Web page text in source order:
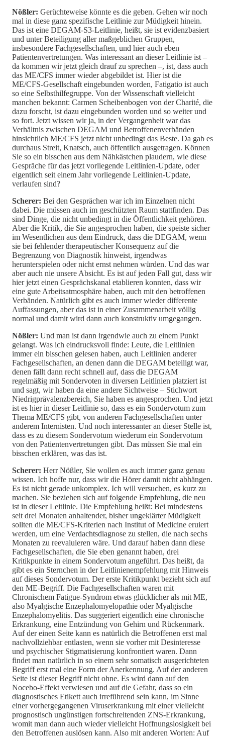
Nößler: Gerüchteweise könnte es die geben. Gehen wir noch
mal in diese ganz spezifische Leitlinie zur Müdigkeit hinein.
Das ist eine DEGAM-S3-Leitlinie, heißt, sie ist evidenzbasiert
und unter Beteiligung aller maßgeblichen Gruppen,
insbesondere Fachgesellschaften, und hier auch eben
Patientenvertretungen. Was interessant an dieser Leitlinie ist –
da kommen wir jetzt gleich drauf zu sprechen –, ist, dass auch
das ME/CFS immer wieder abgebildet ist. Hier ist die
ME/CFS-Gesellschaft eingebunden worden, Fatigatio ist auch
so eine Selbsthilfegruppe. Von der Wissenschaft vielleicht
manchen bekannt: Carmen Scheibenbogen von der Charité, die
dazu forscht, ist dazu eingebunden worden und so weiter und
so fort. Jetzt wissen wir ja, in der Vergangenheit war das
Verhältnis zwischen DEGAM und Betroffenenverbänden
hinsichtlich ME/CFS jetzt nicht unbedingt das Beste. Da gab es
durchaus Streit, Knatsch, auch öffentlich ausgetragen. Können
Sie so ein bisschen aus dem Nähkästchen plaudern, wie diese
Gespräche für das jetzt vorliegende Leitlinien-Update, oder
eigentlich seit einem Jahr vorliegende Leitlinien-Update,
verlaufen sind?
Scherer: Bei den Gesprächen war ich im Einzelnen nicht
dabei. Die müssen auch im geschützten Raum stattfinden. Das
sind Dinge, die nicht unbedingt in die Öffentlichkeit gehören.
Aber die Kritik, die Sie angesprochen haben, die speiste sicher
im Wesentlichen aus dem Eindruck, dass die DEGAM, wenn
sie bei fehlender therapeutischer Konsequenz auf die
Begrenzung von Diagnostik hinweist, irgendwas
herunterspielen oder nicht ernst nehmen würden. Und das war
aber auch nie unsere Absicht. Es ist auf jeden Fall gut, dass wir
hier jetzt einen Gesprächskanal etablieren konnten, dass wir
eine gute Arbeitsatmosphäre haben, auch mit den betroffenen
Verbänden. Natürlich gibt es auch immer wieder differente
Auffassungen, aber das ist in einer Zusammenarbeit völlig
normal und damit wird dann auch konstruktiv umgegangen.
Nößler: Und man ist dann irgendwie auch zu einem Punkt
gelangt. Was ich eindrucksvoll finde: Leute, die Leitlinien
immer ein bisschen gelesen haben, auch Leitlinien anderer
Fachgesellschaften, an denen dann die DEGAM beteiligt war,
denen fällt dann recht schnell auf, dass die DEGAM
regelmäßig mit Sondervoten in diversen Leitlinien platziert ist
und sagt, wir haben da eine andere Sichtweise – Stichwort
Niedrigprävalenzbereich, Sie haben es angesprochen. Und jetzt
ist es hier in dieser Leitlinie so, dass es ein Sondervotum zum
Thema ME/CFS gibt, von anderen Fachgesellschaften unter
anderem Internisten. Und noch interessanter an dieser Stelle ist,
dass es zu diesem Sondervotum wiederum ein Sondervotum
von den Patientenvertretungen gibt. Das müssen Sie mal ein
bisschen erklären, was das ist.
Scherer: Herr Nößler, Sie wollen es auch immer ganz genau
wissen. Ich hoffe nur, dass wir die Hörer damit nicht abhängen.
Es ist nicht gerade unkomplex. Ich will versuchen, es kurz zu
machen. Sie beziehen sich auf folgende Empfehlung, die neu
ist in dieser Leitlinie. Die Empfehlung heißt: Bei mindestens
seit drei Monaten anhaltender, bisher ungeklärter Müdigkeit
sollten die ME/CFS-Kriterien nach Institut of Medicine eruiert
werden, um eine Verdachtsdiagnose zu stellen, die nach sechs
Monaten zu reevaluieren wäre. Und darauf haben dann diese
Fachgesellschaften, die Sie eben genannt haben, drei
Kritikpunkte in einem Sondervotum angeführt. Das heißt, da
gibt es ein Sternchen in der Leitlinienempfehlung mit Hinweis
auf dieses Sondervotum. Der erste Kritikpunkt bezieht sich auf
den ME-Begriff. Die Fachgesellschaften waren mit
Chronischem Fatigue-Syndrom etwas glücklicher als mit ME,
also Myalgische Enzephalomyelopathie oder Myalgische
Enzephalomyelitis. Das suggeriert eigentlich eine chronische
Erkrankung, eine Entzündung von Gehirn und Rückenmark.
Auf der einen Seite kann es natürlich die Betroffenen erst mal
nachvollziehbar entlasten, wenn sie vorher mit Desinteresse
und psychischer Stigmatisierung konfrontiert waren. Dann
findet man natürlich in so einem sehr somatisch ausgerichteten
Begriff erst mal eine Form der Anerkennung. Auf der anderen
Seite ist dieser Begriff nicht ohne. Es wird dann auf den
Nocebo-Effekt verwiesen und auf die Gefahr, dass so ein
diagnostisches Etikett auch irreführend sein kann, im Sinne
einer vorhergegangenen Viruserkrankung mit einer vielleicht
prognostisch ungünstigen fortschreitenden ZNS-Erkrankung,
womit man dann auch wieder vielleicht Hoffnungslosigkeit bei
den Betroffenen auslösen kann. Also mit anderen Worten: Auf